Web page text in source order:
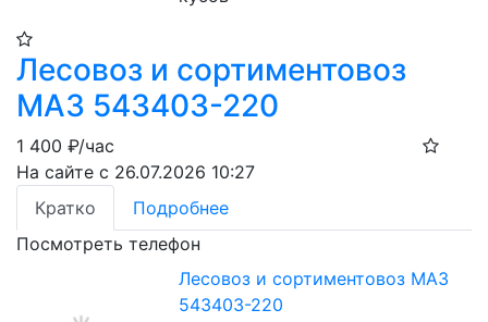
Лесовоз и сортиментовоз
МАЗ 543403-220
1 400 ₽/час
На сайте с 26.07.2026 10:27
Кратко
Подробнее
Посмотреть телефон
Лесовоз и сортиментовоз МАЗ
543403-220